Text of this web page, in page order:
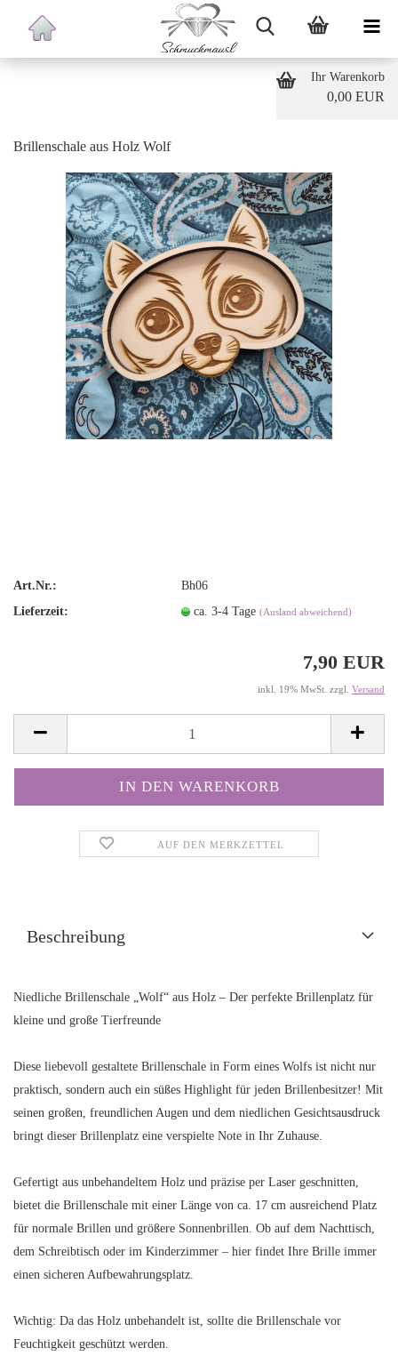
Ihr Warenkorb
0,00 EUR
Brillenschale aus Holz Wolf
Art.Nr.:
Bh06
Lieferzeit:
ca. 3-4 Tage(Ausland abweichend)
7,90 EUR
inkl. 19% MwSt. zzgl. Versand
AUF DEN MERKZETTEL
Beschreibung
Niedliche Brillenschale „Wolf“ aus Holz – Der perfekte Brillenplatz für
kleine und große Tierfreunde
Diese liebevoll gestaltete Brillenschale in Form eines Wolfs ist nicht nur
praktisch, sondern auch ein süßes Highlight für jeden Brillenbesitzer! Mit
seinen großen, freundlichen Augen und dem niedlichen Gesichtsausdruck
bringt dieser Brillenplatz eine verspielte Note in Ihr Zuhause.
Gefertigt aus unbehandeltem Holz und präzise per Laser geschnitten,
bietet die Brillenschale mit einer Länge von ca. 17 cm ausreichend Platz
für normale Brillen und größere Sonnenbrillen. Ob auf dem Nachttisch,
dem Schreibtisch oder im Kinderzimmer – hier findet Ihre Brille immer
einen sicheren Aufbewahrungsplatz.
Wichtig: Da das Holz unbehandelt ist, sollte die Brillenschale vor
Feuchtigkeit geschützt werden.